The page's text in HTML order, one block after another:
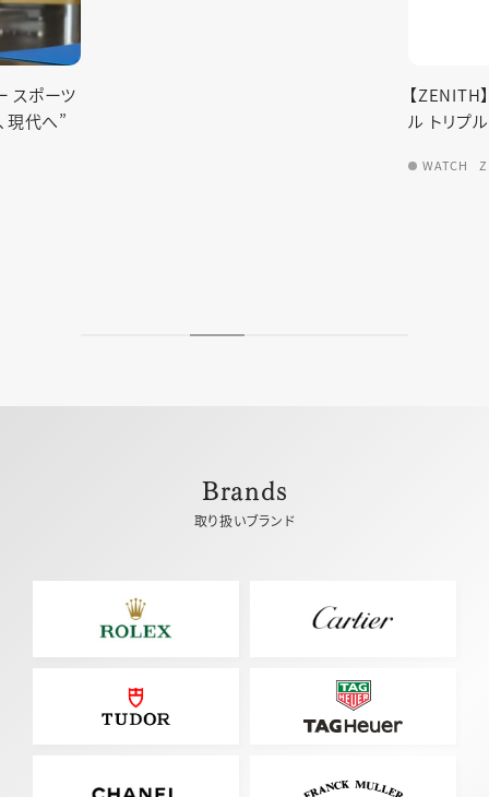
【ZENITH】クロノマスター オリジナ
Brands
取り扱いブランド